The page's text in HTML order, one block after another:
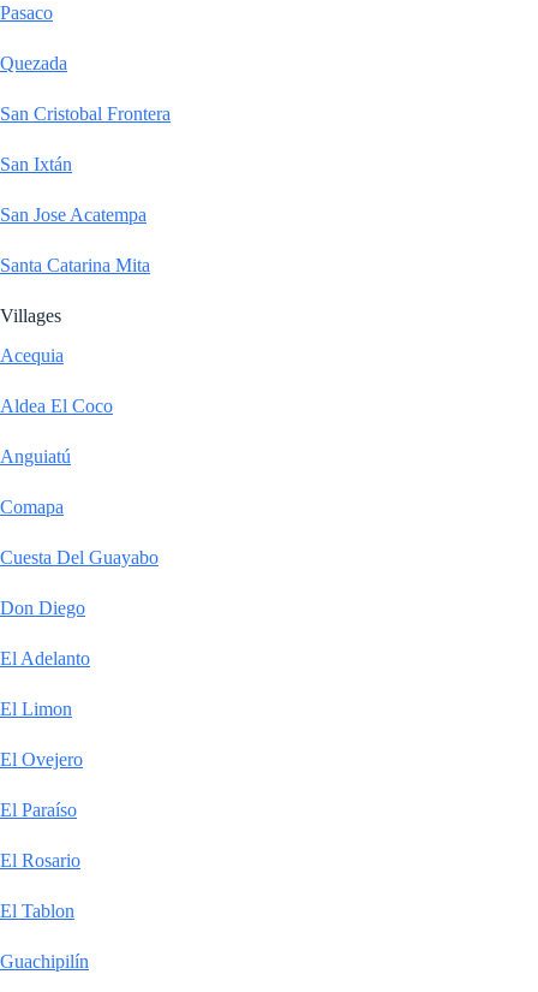
Pasaco
Quezada
San Cristobal Frontera
San Ixtán
San Jose Acatempa
Santa Catarina Mita
Villages
Acequia
Aldea El Coco
Anguiatú
Comapa
Cuesta Del Guayabo
Don Diego
El Adelanto
El Limon
El Ovejero
El Paraíso
El Rosario
El Tablon
Guachipilín